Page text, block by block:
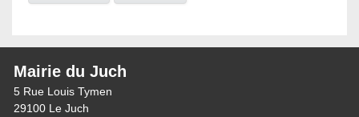
Mairie du Juch
5 Rue Louis Tymen
29100 Le Juch